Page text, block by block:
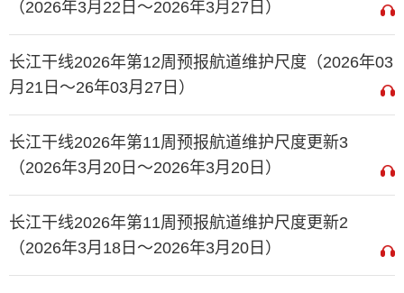
（2026年3月22日～2026年3月27日）
长江干线2026年第12周预报航道维护尺度（2026年03
月21日～26年03月27日）
长江干线2026年第11周预报航道维护尺度更新3
（2026年3月20日～2026年3月20日）
长江干线2026年第11周预报航道维护尺度更新2
（2026年3月18日～2026年3月20日）